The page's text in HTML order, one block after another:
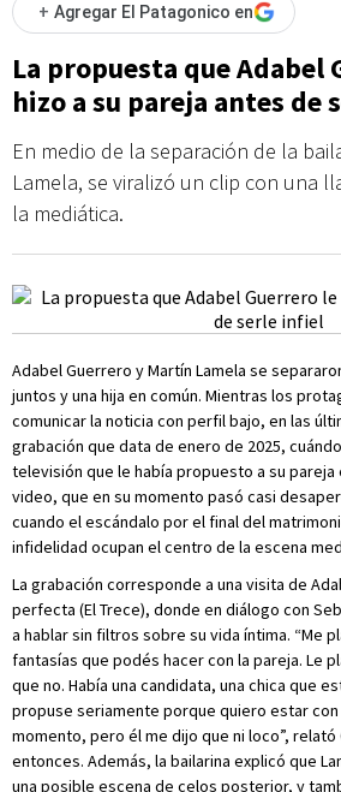
+ Agregar El Patagonico en
La propuesta que Adabel
hizo a su pareja antes de
En medio de la separación de la
Lamela, se viralizó un clip con una
la mediática.
Adabel Guerrero y Martín Lamela se
juntos y una hija en común. Mientras los
comunicar la noticia con perfil bajo, en las
grabación que data de enero de 2025,
televisión que le había propuesto a su pareja
video, que en su momento pasó casi
cuando el escándalo por el final del
infidelidad ocupan el centro de la escena
La grabación corresponde a una visita de
perfecta (El Trece), donde en diálogo con
a hablar sin filtros sobre su vida íntima. “Me
fantasías que podés hacer con la pareja. Le
que no. Había una candidata, una chica que
propuse seriamente porque quiero estar con
momento, pero él me dijo que ni loco”,
entonces. Además, la bailarina explicó que
una posible escena de celos posterior, y